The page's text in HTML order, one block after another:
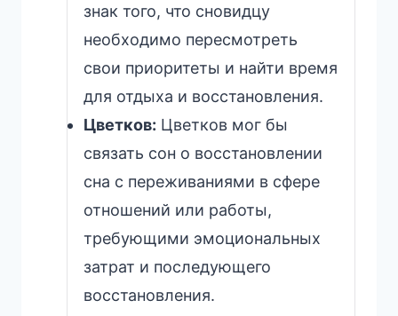
знак того, что сновидцу
необходимо пересмотреть
свои приоритеты и найти время
для отдыха и восстановления.
Цветков: Цветков мог бы
связать сон о восстановлении
сна с переживаниями в сфере
отношений или работы,
требующими эмоциональных
затрат и последующего
восстановления.